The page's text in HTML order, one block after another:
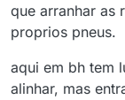
que arranhar as
proprios pneus.
aqui em bh tem
alinhar, mas